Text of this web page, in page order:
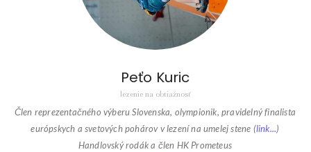
Peťo Kuric
lezenie na obtiažnosť
Člen reprezentačného výberu Slovenska, olympionik, pravidelný finalista
európskych a svetových pohárov v lezení na umelej stene (link...)
Handlovský rodák a člen HK Prometeus